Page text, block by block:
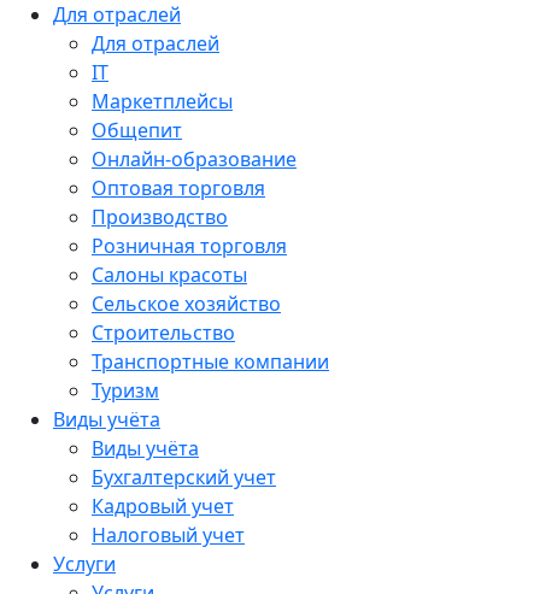
Для отраслей
Для отраслей
IT
Маркетплейсы
Общепит
Онлайн-образование
Оптовая торговля
Производство
Розничная торговля
Салоны красоты
Сельское хозяйство
Строительство
Транспортные компании
Туризм
Виды учёта
Виды учёта
Бухгалтерский учет
Кадровый учет
Налоговый учет
Услуги